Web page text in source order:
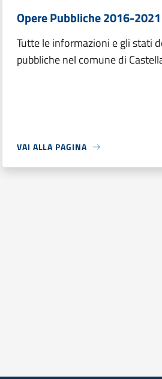
Opere Pubbliche 2016-2021
Tutte le informazioni e gli stati
pubbliche nel comune di
VAI ALLA PAGINA